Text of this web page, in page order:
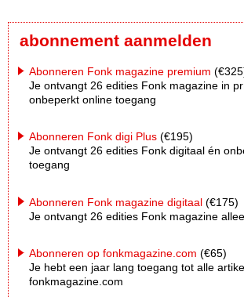
abonnement aanmelden
Abonneren Fonk magazine premium
Je ontvangt 26 edities Fonk magazine in
onbeperkt online toegang
Abonneren Fonk digi Plus (€195)
Je ontvangt 26 edities Fonk digitaal én
toegang
Abonneren Fonk magazine digitaal (€175)
Je ontvangt 26 edities Fonk magazine
Abonneren op fonkmagazine.com (€65)
Je hebt een jaar lang toegang tot alle
fonkmagazine.com